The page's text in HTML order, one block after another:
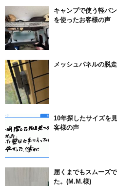
キャンプで使う軽バ
を使ったお客様の声
メッシュパネルの脱
10年探したサイズを
客様の声
届くまでもスムーズ
た。(M.M.様)